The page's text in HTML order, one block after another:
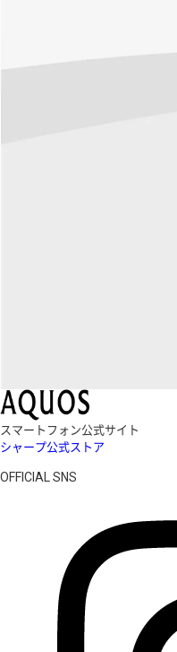
スマートフォン公式サイト
シャープ公式ストア
OFFICIAL SNS